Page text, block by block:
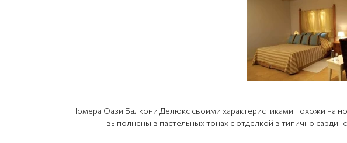
Номера Оази Балкони Делюкс своими характеристиками похожи на
выполнены в пастельных тонах с отделкой в типично